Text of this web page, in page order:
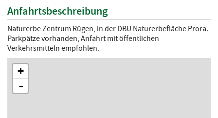
Anfahrtsbeschreibung
Naturerbe Zentrum Rügen, in der DBU Naturerbefläche Prora.
Parkpätze vorhanden, Anfahrt mit öffentlichen
Verkehrsmitteln empfohlen.
+
-